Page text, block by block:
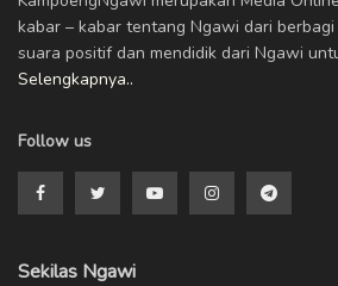
kabar – kabar tentang Ngawi dari berbagi
suara positif dan mendidik dari Ngawi
Selengkapnya..
Follow us
Sekilas Ngawi